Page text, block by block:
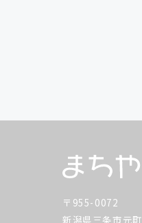
〒955-0072
新潟県三条市元町